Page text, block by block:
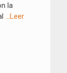
la
…Leer